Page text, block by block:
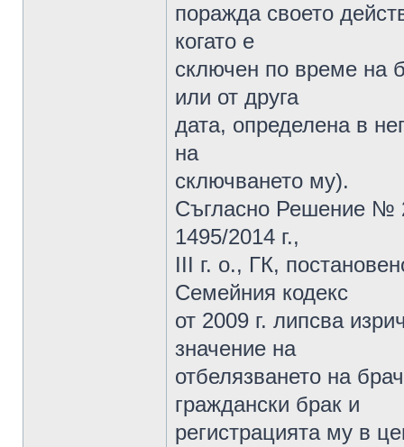
поражда своето
когато е
сключен по време на
или от друга
дата, определена в
на
сключването му).
Съгласно Решение №
1495/2014 г.,
III г. о., ГК,
Семейния кодекс
от 2009 г. липсва
значение на
отбелязването на
граждански брак и
регистрацията му в